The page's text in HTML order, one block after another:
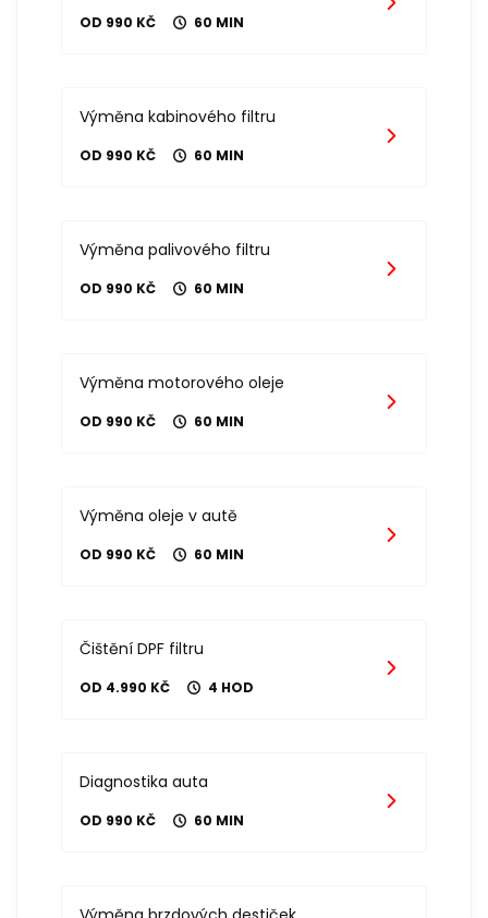
OD 990 KČ 60 MIN
Výměna kabinového filtru
OD 990 KČ 60 MIN
Výměna palivového filtru
OD 990 KČ 60 MIN
Výměna motorového oleje
OD 990 KČ 60 MIN
Výměna oleje v autě
OD 990 KČ 60 MIN
Čištění DPF filtru
OD 4.990 KČ 4 HOD
Diagnostika auta
OD 990 KČ 60 MIN